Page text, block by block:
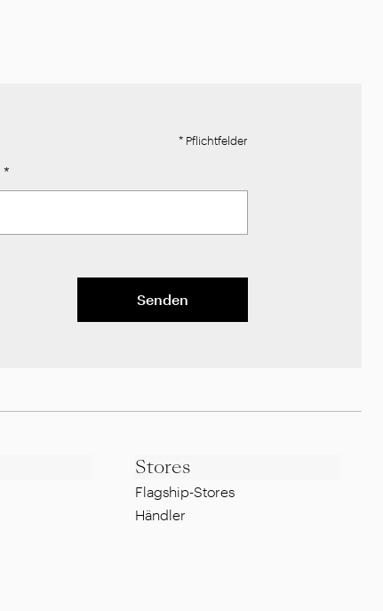
* Pflichtfelder
*
Senden
Stores
Flagship-Stores
Händler